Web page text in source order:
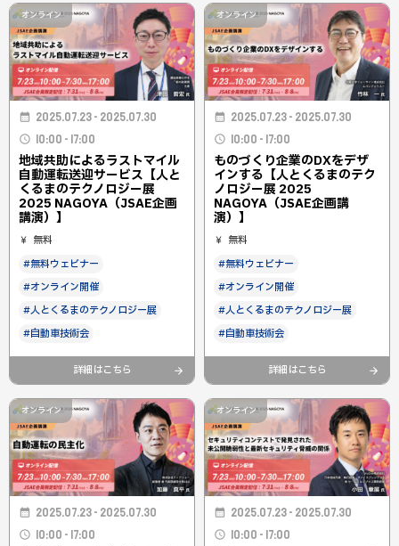
オンライン
2025.07.23 - 2025.07.30
10:00 - 17:00
地域共助によるラストマイル
自動運転送迎サービス【人と
くるまのテクノロジー展
2025 NAGOYA（JSAE企画
講演）】
無料
#無料ウェビナー
#オンライン開催
#人とくるまのテクノロジー展
#自動車技術会
詳細はこちら
オンライン
2025.07.23 - 2025.07.30
10:00 - 17:00
ものづくり企業のDXをデザ
インする【人とくるまのテク
ノロジー展 2025
NAGOYA（JSAE企画講
演）】
無料
#無料ウェビナー
#オンライン開催
#人とくるまのテクノロジー展
#自動車技術会
詳細はこちら
オンライン
2025.07.23 - 2025.07.30
10:00 - 17:00
オンライン
2025.07.23 - 2025.07.30
10:00 - 17:00